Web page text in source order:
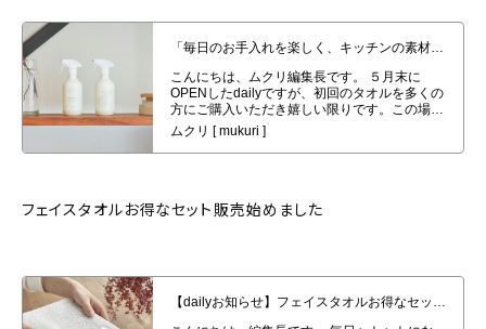
「毎日のお手入れを楽しく、キッチンの素材へ優しく、安心を」dailyオリジナ
ル〈中性・無香料〉キッチンクリーナー
フェイスタオルお得なセット販売始めました
【dailyお知らせ】フェイスタオルお得なセット販売始めました。